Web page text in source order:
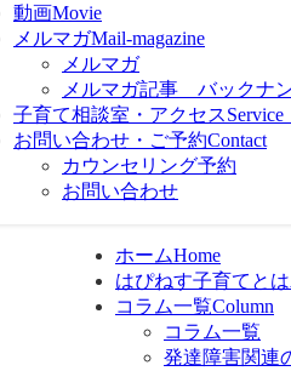
動画Movie
メルマガMail-magazine
メルマガ
メルマガ記事 バックナ
子育て相談室・アクセスService
お問い合わせ・ご予約Contact
カウンセリング予約
お問い合わせ
ホームHome
はぴねす子育てとは
コラム一覧Column
コラム一覧
発達障害関連